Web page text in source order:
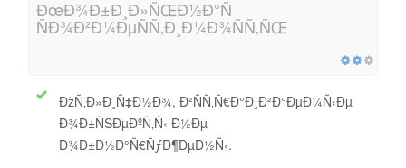
ÐœÐ¾Ð±Ð¸Ð»ÑŒÐ½Ð°Ñ
ÑÐ¾Ð²Ð¼ÐµÑÑ‚Ð¸Ð¼Ð¾ÑÑ‚ÑŒ
ÐžÑ‚Ð»Ð¸Ñ‡Ð½Ð¾, Ð²ÑÑ‚Ñ€Ð°Ð¸Ð²Ð°ÐµÐ¼Ñ‹Ðµ
Ð¾Ð±ÑŠÐµÐºÑ‚Ñ‹ Ð½Ðµ
Ð¾Ð±Ð½Ð°Ñ€ÑƒÐ¶ÐµÐ½Ñ‹.